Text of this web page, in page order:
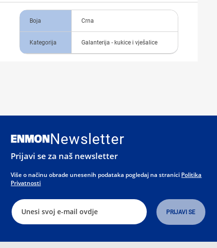
Boja Crna
Kategorija Galanterija - kukice i vješalice
Newsletter
Prijavi se za naš newsletter
Više o načinu obrade unesenih podataka pogledaj na stranici Politika
Privatnosti